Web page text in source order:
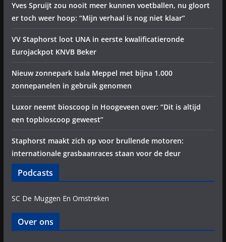
Yves Spruijt zou nooit meer kunnen voetballen, nu gloort
er toch weer hoop: “Mijn verhaal is nog niet klaar”
VV Staphorst loot UNA in eerste kwalificatieronde
Eurojackpot KNVB Beker
Nieuw zonnepark Isala Meppel met bijna 1.000
zonnepanelen in gebruik genomen
Luxor neemt bioscoop in Hoogeveen over: “Dit is altijd
een topbioscoop geweest”
Staphorst maakt zich op voor brullende motoren:
internationale grasbaanraces staan voor de deur
Podcasts
SC De Muggen En Omstreken
Over ons